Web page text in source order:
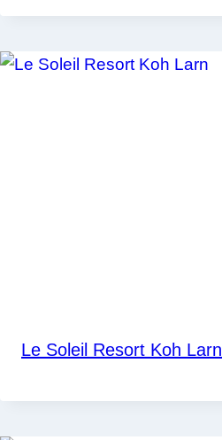
Le Soleil Resort Koh Larn